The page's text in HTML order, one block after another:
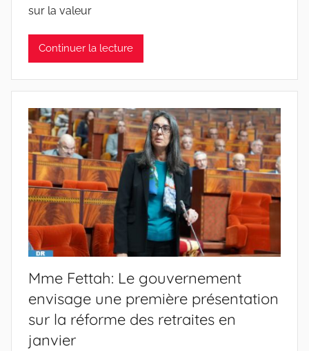
sur la valeur
Continuer la lecture
Mme Fettah: Le gouvernement
envisage une première présentation
sur la réforme des retraites en
janvier